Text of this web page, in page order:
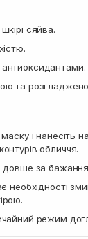
сяйва.
та
і нанесіть
обличчя.
довше за
необхідності
режим